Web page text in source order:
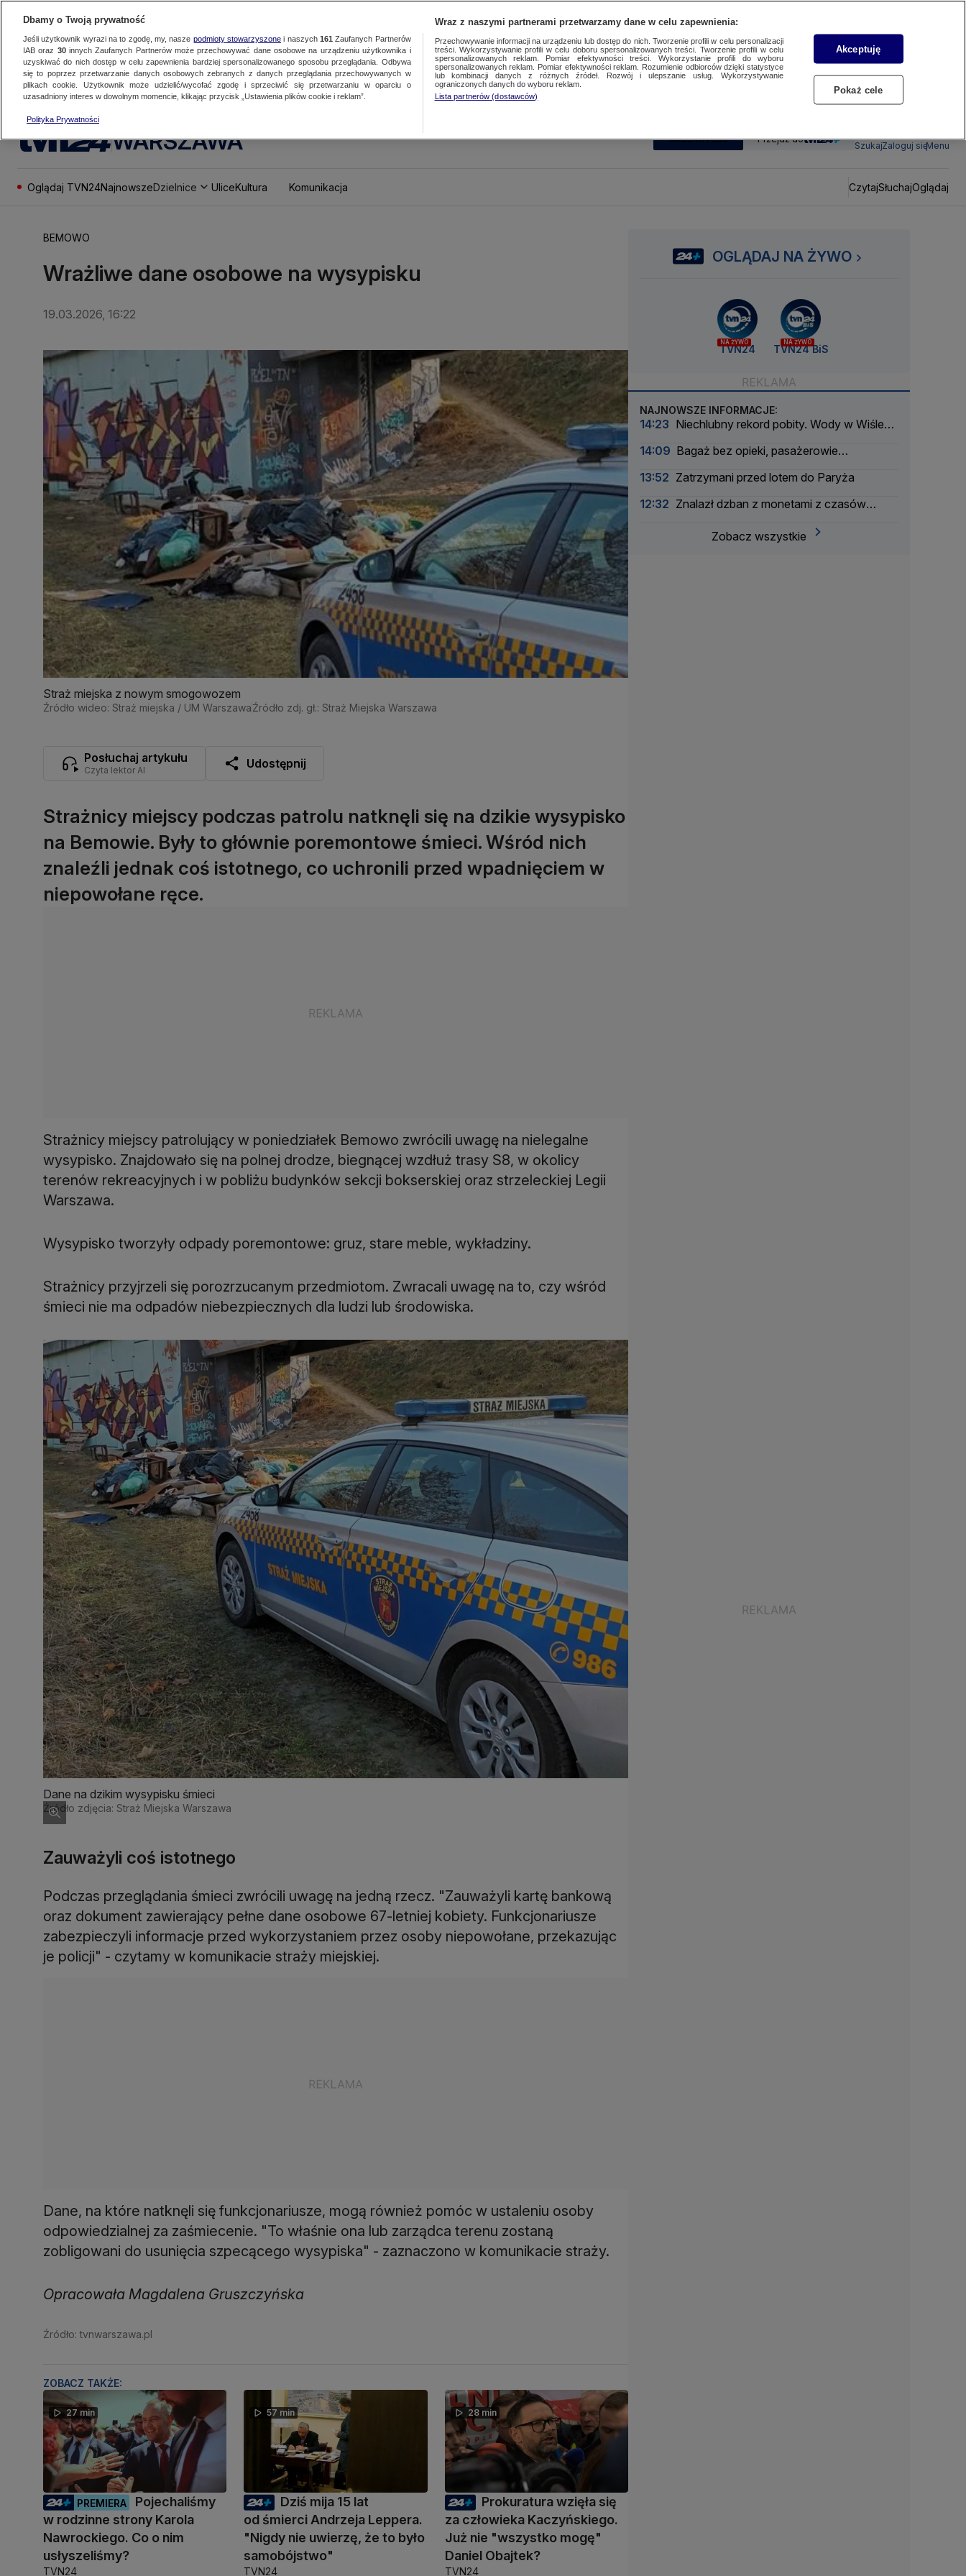
WARSZAWA SUBSKRYBUJ Przejdź do
SzukajZaloguj sięMenu
Oglądaj TVN24NajnowszeDzielnice UliceKultura Komunikacja CzytajSłuchajOglądaj
BEMOWO
Wrażliwe dane osobowe na wysypisku
19.03.2026, 16:22
Straż miejska z nowym smogowozem
Źródło wideo: Straż miejska / UM WarszawaŹródło zdj. gł.: Straż Miejska Warszawa
Posłuchaj artykułu
Czyta lektor AI Udostępnij
Strażnicy miejscy podczas patrolu natknęli się na dzikie wysypisko
na Bemowie. Były to głównie poremontowe śmieci. Wśród nich
znaleźli jednak coś istotnego, co uchronili przed wpadnięciem w
niepowołane ręce.
Strażnicy miejscy patrolujący w poniedziałek Bemowo zwrócili uwagę na nielegalne
wysypisko. Znajdowało się na polnej drodze, biegnącej wzdłuż trasy S8, w okolicy
terenów rekreacyjnych i w pobliżu budynków sekcji bokserskiej oraz strzeleckiej Legii
Warszawa.
Wysypisko tworzyły odpady poremontowe: gruz, stare meble, wykładziny.
Strażnicy przyjrzeli się porozrzucanym przedmiotom. Zwracali uwagę na to, czy wśród
śmieci nie ma odpadów niebezpiecznych dla ludzi lub środowiska.
Dane na dzikim wysypisku śmieci
Źródło zdjęcia: Straż Miejska Warszawa
Zauważyli coś istotnego
Podczas przeglądania śmieci zwrócili uwagę na jedną rzecz. "Zauważyli kartę bankową
oraz dokument zawierający pełne dane osobowe 67-letniej kobiety. Funkcjonariusze
zabezpieczyli informacje przed wykorzystaniem przez osoby niepowołane, przekazując
je policji" - czytamy w komunikacie straży miejskiej.
Dane, na które natknęli się funkcjonariusze, mogą również pomóc w ustaleniu osoby
odpowiedzialnej za zaśmiecenie. "To właśnie ona lub zarządca terenu zostaną
zobligowani do usunięcia szpecącego wysypiska" - zaznaczono w komunikacie straży.
Opracowała Magdalena Gruszczyńska
Źródło: tvnwarszawa.pl
ZOBACZ TAKŻE:
27 min
PREMIERA
Pojechaliśmy
w rodzinne strony Karola
Nawrockiego. Co o nim
usłyszeliśmy?
TVN24
57 min
Dziś mija 15 lat
od śmierci Andrzeja Leppera.
"Nigdy nie uwierzę, że to było
samobójstwo"
TVN24
28 min
Prokuratura wzięła się
za człowieka Kaczyńskiego.
Już nie "wszystko mogę"
Daniel Obajtek?
TVN24
OGLĄDAJ NA ŻYWO
NA ŻYWO
TVN24
NA ŻYWO
TVN24 BiS
NAJNOWSZE INFORMACJE:
14:23 Niechlubny rekord pobity. Wody w Wiśle
14:09 Bagaż bez opieki, pasażerowie
13:52 Zatrzymani przed lotem do Paryża
12:32 Znalazł dzban z monetami z czasów
Zobacz wszystkie
Dbamy o Twoją prywatność
Jeśli użytkownik wyrazi na to zgodę, my, nasze podmioty stowarzyszonei naszych 161 Zaufanych Partnerów
IAB oraz 30innych Zaufanych Partnerów może przechowywać dane osobowe na urządzeniu użytkownika i
uzyskiwać do nich dostęp w celu zapewnienia bardziej spersonalizowanego sposobu przeglądania. Odbywa
się to poprzez przetwarzanie danych osobowych zebranych z danych przeglądania przechowywanych w
plikach cookie. Użytkownik może udzielić/wycofać zgodę i sprzeciwić się przetwarzaniu w oparciu o
uzasadniony interes w dowolnym momencie, klikając przycisk „Ustawienia plików cookie i reklam”.
Polityka Prywatności
Wraz z naszymi partnerami przetwarzamy dane w celu zapewnienia:
Przechowywanie informacji na urządzeniu lub dostęp do nich. Tworzenie profili w celu personalizacji
treści. Wykorzystywanie profili w celu doboru spersonalizowanych treści. Tworzenie profili w celu
spersonalizowanych reklam. Pomiar efektywności treści. Wykorzystanie profili do wyboru
spersonalizowanych reklam. Pomiar efektywności reklam. Rozumienie odbiorców dzięki statystyce
lub kombinacji danych z różnych źródeł. Rozwój i ulepszanie usług. Wykorzystywanie
ograniczonych danych do wyboru reklam.
Lista partnerów (dostawców)
Akceptuję
Pokaż cele